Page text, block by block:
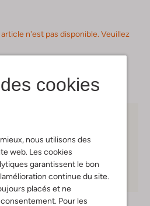
cookies
nous utilisons des
web. Les cookies
garantissent le bon
continue du site.
placés et ne
Pour les
n'est pas disponible. Veuillez
sécurité